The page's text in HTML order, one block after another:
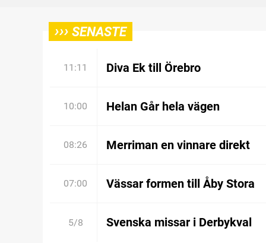
››› SENASTE
11:11 Diva Ek till Örebro
10:00 Helan Går hela vägen
08:26 Merriman en vinnare direkt
07:00 Vässar formen till Åby Stora
5/8 Svenska missar i Derbykval